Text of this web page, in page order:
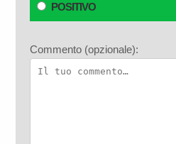
POSITIVO
Commento (opzionale):